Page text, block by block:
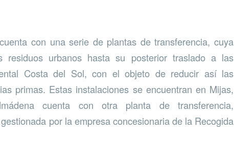
con una serie de plantas de transferencia, cuya
urbanos hasta su posterior traslado a las
Costa del Sol, con el objeto de reducir así las
primas. Estas instalaciones se encuentran en Mijas,
cuenta con otra planta de transferencia,
por la empresa concesionaria de la Recogida